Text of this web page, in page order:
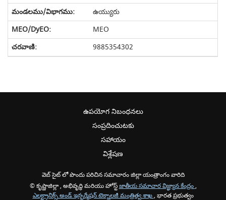
ఉయ్యురు
MEO
9885354302
ఉపయోగ నిబంధనలు
సంప్రదించుటకు
సహాయం
విశ్లేషణ
వెబ్ సైట్ లో పొందు పరిచిన సమాచారం జిల్లా యంత్రాంగం వారిది
© కృష్ణాజిల్లా , అభివృద్ధి మరియు హోస్ట్జాతీయ సమాచార విజ్ఞ్యాన కేంద్రం,
ఎలక్ట్రానిక్స్ అండ్ ఇన్ఫర్మేషన్ టెక్నాలజీ మంత్రిత్వ శాఖ, భారత ప్రభుత్వం